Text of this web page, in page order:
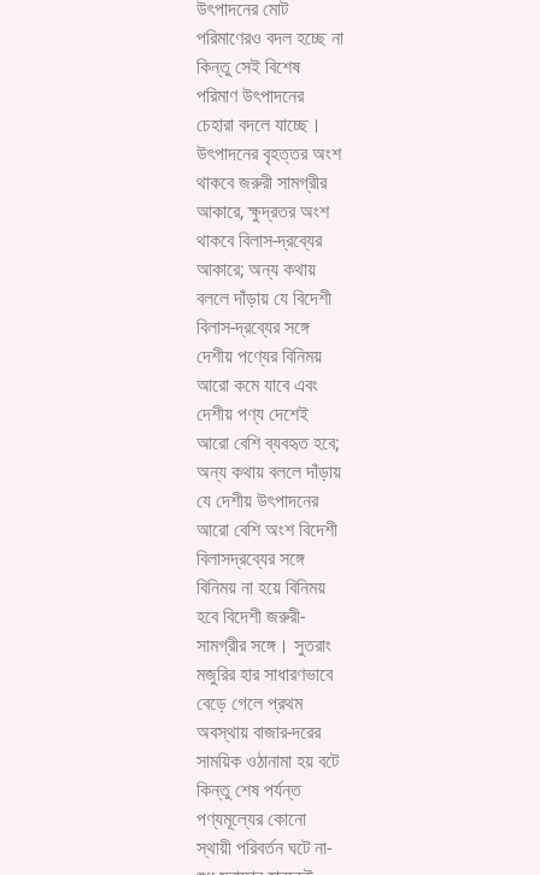
উৎপাদনের মোট
পরিমাণেরও বদল হচ্ছে না
কিন্তু সেই বিশেষ
পরিমাণ উৎপাদনের
চেহারা বদলে যাচ্ছে।
উৎপাদনের বৃহত্তর অংশ
থাকবে জরুরী সামগ্রীর
আকারে, ক্ষুদ্রতর অংশ
থাকবে বিলাস-দ্রব্যের
আকারে; অন্য কথায়
বললে দাঁড়ায় যে বিদেশী
বিলাস-দ্রব্যের সঙ্গে
দেশীয় পণ্যের বিনিময়
আরো কমে যাবে এবং
দেশীয় পণ্য দেশেই
আরো বেশি ব্যবহৃত হবে;
অন্য কথায় বললে দাঁড়ায়
যে দেশীয় উৎপাদনের
আরো বেশি অংশ বিদেশী
বিলাসদ্রব্যের সঙ্গে
বিনিময় না হয়ে বিনিময়
হবে বিদেশী জরুরী-
সামগ্রীর সঙ্গে। সুতরাং
মজুরির হার সাধারণভাবে
বেড়ে গেলে প্রথম
অবস্থায় বাজার-দরের
সাময়িক ওঠানামা হয় বটে
কিন্তু শেষ পর্যন্ত
পণ্যমূল্যের কোনো
স্থায়ী পরিবর্তন ঘটে না-